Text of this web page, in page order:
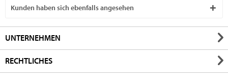
Kunden haben sich ebenfalls angesehen
UNTERNEHMEN
RECHTLICHES